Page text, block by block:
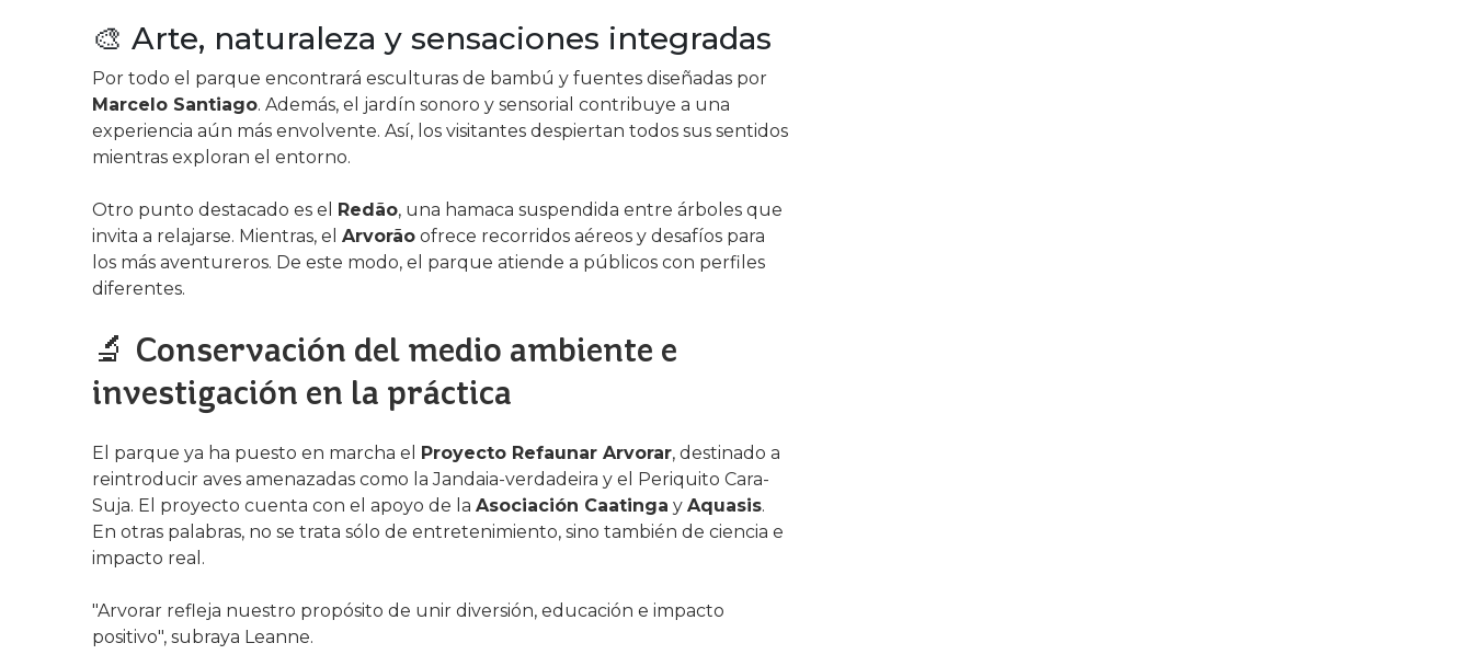
🎨 Arte, naturaleza y sensaciones integradas
Por todo el parque encontrará esculturas de bambú y fuentes diseñadas por
Marcelo Santiago. Además, el jardín sonoro y sensorial contribuye a una
experiencia aún más envolvente. Así, los visitantes despiertan todos sus sentidos
mientras exploran el entorno.
Otro punto destacado es el Redão, una hamaca suspendida entre árboles que
invita a relajarse. Mientras, el Arvorão ofrece recorridos aéreos y desafíos para
los más aventureros. De este modo, el parque atiende a públicos con perfiles
diferentes.
🔬 Conservación del medio ambiente e
investigación en la práctica
El parque ya ha puesto en marcha el Proyecto Refaunar Arvorar, destinado a
reintroducir aves amenazadas como la Jandaia-verdadeira y el Periquito Cara-
Suja. El proyecto cuenta con el apoyo de la Asociación Caatinga y Aquasis.
En otras palabras, no se trata sólo de entretenimiento, sino también de ciencia e
impacto real.
"Arvorar refleja nuestro propósito de unir diversión, educación e impacto
positivo", subraya Leanne.